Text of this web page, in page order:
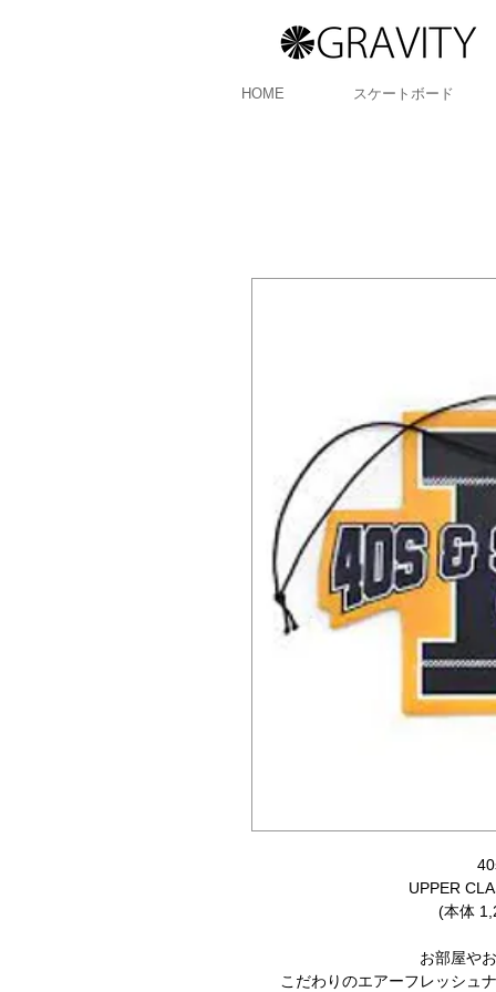
HOME スケートボード
UPPER
(本体
お部屋や
こだわりのエアーフレッシュ